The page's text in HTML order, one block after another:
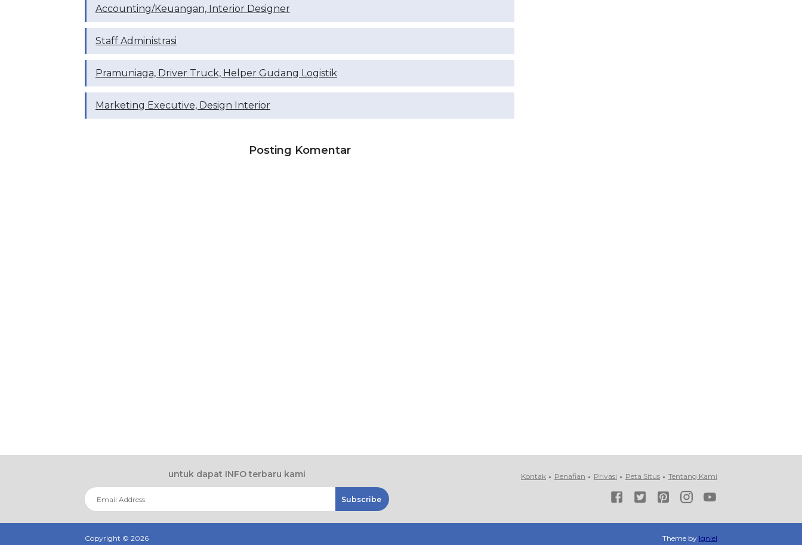
Accounting/Keuangan, Interior Designer
Staff Administrasi
Pramuniaga, Driver Truck, Helper Gudang Logistik
Marketing Executive, Design Interior
Posting Komentar
untuk dapat INFO terbaru kami Kontak Penafian Privasi Peta Situs Tentang Kami
Copyright © 2026 Theme by Igniel